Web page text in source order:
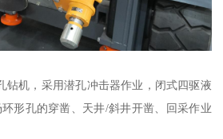
钻机，采用潜孔冲击器作业，闭式四驱液
形孔的穿凿、天井/斜井开凿、回采作业